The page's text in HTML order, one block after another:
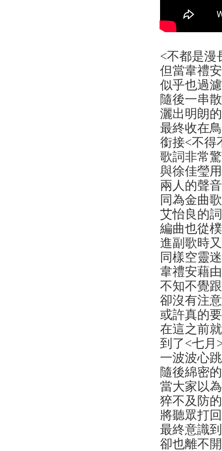
<不都是漫
但當韋禮
似乎也過
隨後一串
灑出明朗
最終收在
銜接<不得
歌詞非常
與徐佳瑩
兩人的聲
同為金曲
艾怡良的
編曲也從
進副歌時
同樣空靈
韋禮安藉
不知不覺
卻沒有注
或許真的
在這之前
到了<七月
一波波心
隨後綿密
當大家以
猝不及防
將聽眾打
最終意識
卻也離不